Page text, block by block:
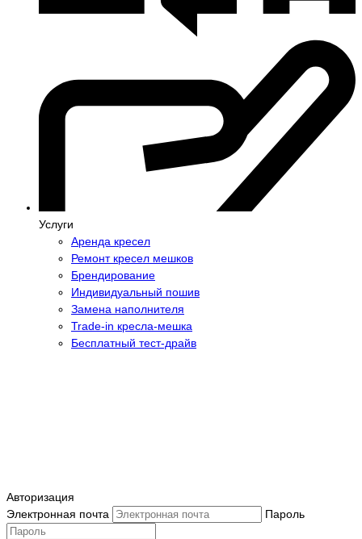
Услуги
Аренда кресел
Ремонт кресел мешков
Брендирование
Индивидуальный пошив
Замена наполнителя
Trade-in кресла-мешка
Бесплатный тест-драйв
Авторизация
Электронная почта
Пароль